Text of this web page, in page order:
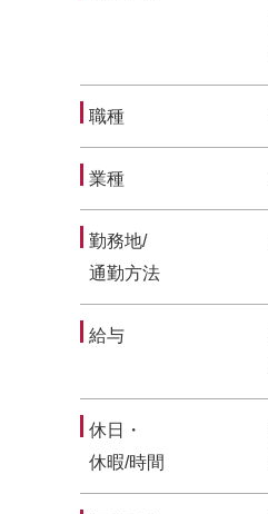
職種
業種
勤務地/
通勤方法
給与
休日・
休暇/時間